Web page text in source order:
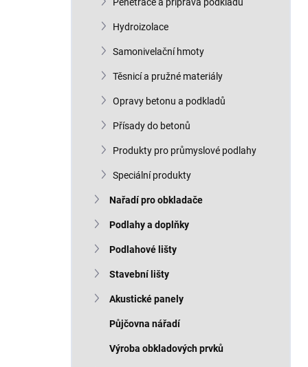
Hydroizolace
Samonivelační hmoty
Těsnicí a pružné materiály
Opravy betonu a podkladů
Přísady do betonů
Produkty pro průmyslové podlahy
Speciální produkty
Nařadí pro obkladače
Podlahy a doplňky
Podlahové lišty
Stavební lišty
Akustické panely
Půjčovna nářadí
Výroba obkladových prvků